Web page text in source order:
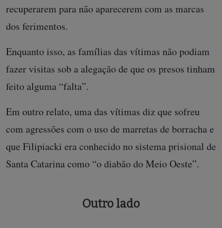
recuperarem para não aparecerem com as marcas
dos ferimentos.
Enquanto isso, as famílias das vítimas não podiam
fazer visitas sob a alegação de que os presos tinham
feito alguma “falta”.
Em outro relato, uma das vítimas diz que sofreu
com agressões com o uso de marretas de borracha e
que Filipiacki era conhecido no sistema prisional de
Santa Catarina como “o diabão do Meio Oeste”.
Outro lado